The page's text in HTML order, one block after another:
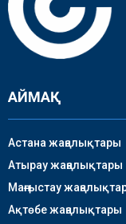
АЙМАҚ
Астана жаңалықтары
Атырау жаңалықтары
Маңғыстау
Ақтөбе жаңалықтары